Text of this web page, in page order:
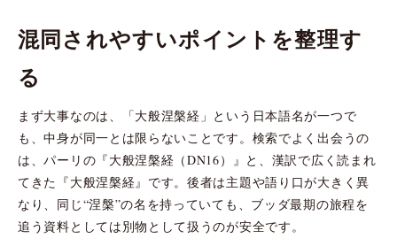
混同されやすいポイントを整理す
る
まず大事なのは、「大般涅槃経」という日本語名が一つで
も、中身が同一とは限らないことです。検索でよく出会うの
は、パーリの『大般涅槃経（DN16）』と、漢訳で広く読まれ
てきた『大般涅槃経』です。後者は主題や語り口が大きく異
なり、同じ“涅槃”の名を持っていても、ブッダ最期の旅程を
追う資料としては別物として扱うのが安全です。